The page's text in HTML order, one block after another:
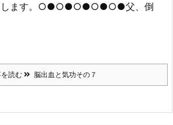
介します。○●○●○●○●○●父、倒
読む 脳出血と気功その７